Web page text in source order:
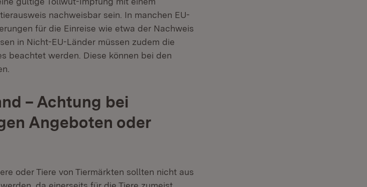
nachweisbar sein. In manchen EU-
für die Einreise wie etwa der Nachweis
in Nicht-EU-Länder müssen zudem die
beachtet werden. Diese können bei den
– Achtung bei
Angeboten oder
oder Tiere von Tiermärkten sollten nicht aus